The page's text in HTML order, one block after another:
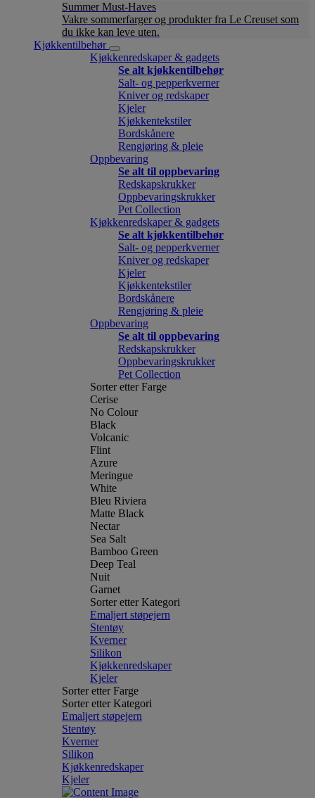
Summer Must-Haves
Vakre sommerfarger og produkter fra Le Creuset som
du ikke kan leve uten.
Kjøkkentilbehør
Kjøkkenredskaper & gadgets
Se alt kjøkkentilbehør
Salt- og pepperkverner
Kniver og redskaper
Kjeler
Kjøkkentekstiler
Bordskånere
Rengjøring & pleie
Oppbevaring
Se alt til oppbevaring
Redskapskrukker
Oppbevaringskrukker
Pet Collection
Kjøkkenredskaper & gadgets
Se alt kjøkkentilbehør
Salt- og pepperkverner
Kniver og redskaper
Kjeler
Kjøkkentekstiler
Bordskånere
Rengjøring & pleie
Oppbevaring
Se alt til oppbevaring
Redskapskrukker
Oppbevaringskrukker
Pet Collection
Sorter etter Farge
Cerise
No Colour
Black
Volcanic
Flint
Azure
Meringue
White
Bleu Riviera
Matte Black
Nectar
Sea Salt
Bamboo Green
Deep Teal
Nuit
Garnet
Sorter etter Kategori
Emaljert støpejern
Stentøy
Kverner
Silikon
Kjøkkenredskaper
Kjeler
Sorter etter Farge
Sorter etter Kategori
Emaljert støpejern
Stentøy
Kverner
Silikon
Kjøkkenredskaper
Kjeler